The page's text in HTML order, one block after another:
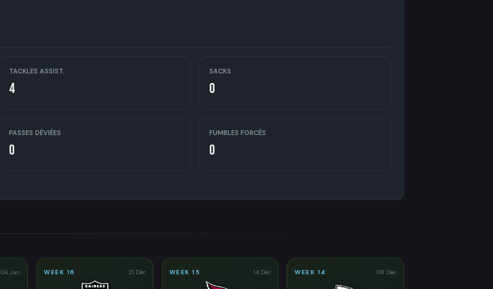
TACKLES ASSIST.
4
SACKS
0
PASSES DÉVIÉES
0
FUMBLES FORCÉS
0
04 Jan WEEK 16 21 Déc WEEK 15 14 Déc WEEK 14 08 Déc